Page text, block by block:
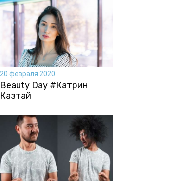
20 февраля 2020
Beauty Day #Катрин
Казтай